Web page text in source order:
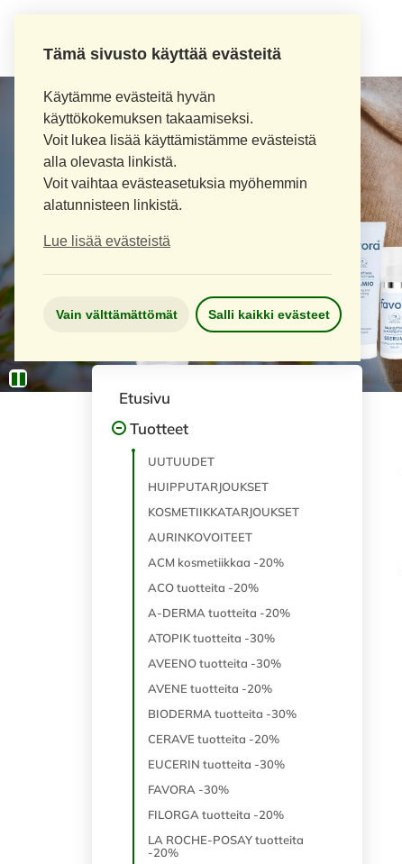
Tämä sivusto käyttää evästeitä
Käytämme evästeitä hyvän
käyttökokemuksen takaamiseksi.
Voit lukea lisää käyttämistämme evästeistä
alla olevasta linkistä.
Voit vaihtaa evästeasetuksia myöhemmin
alatunnisteen linkistä.
Lue lisää evästeistä
Vain välttämättömät Salli kaikki evästeet
Etusivu
Tuotteet
UUTUUDET
HUIPPUTARJOUKSET
KOSMETIIKKATARJOUKSET
AURINKOVOITEET
ACM kosmetiikkaa -20%
ACO tuotteita -20%
A-DERMA tuotteita -20%
ATOPIK tuotteita -30%
AVEENO tuotteita -30%
AVENE tuotteita -20%
BIODERMA tuotteita -30%
CERAVE tuotteita -20%
EUCERIN tuotteita -30%
FAVORA -30%
FILORGA tuotteita -20%
LA ROCHE-POSAY tuotteita
-20%